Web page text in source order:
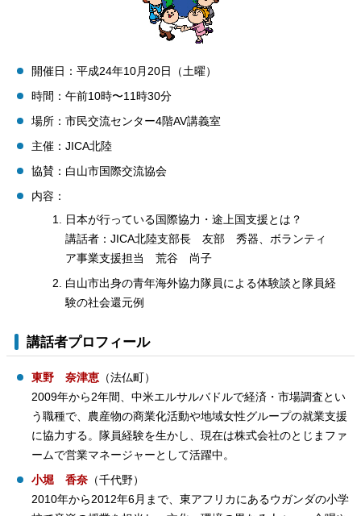
開催日：平成24年10月20日（土曜）
時間：午前10時〜11時30分
場所：市民交流センター4階AV講義室
主催：JICA北陸
協賛：白山市国際交流協会
内容：
日本が行っている国際協力・途上国支援とは？
講話者：JICA北陸支部長 友部 秀器、ボランティ
ア事業支援担当 荒谷 尚子
白山市出身の青年海外協力隊員による体験談と隊員経
験の社会還元例
講話者プロフィール
東野 奈津恵 （法仏町）
2009年から2年間、中米エルサルバドルで経済・市場調査とい
う職種で、農産物の商業化活動や地域女性グループの就業支援
に協力する。隊員経験を生かし、現在は株式会社のとじまファ
ームで営業マネージャーとして活躍中。
小堀 香奈 （千代野）
2010年から2012年6月まで、東アフリカにあるウガンダの小学